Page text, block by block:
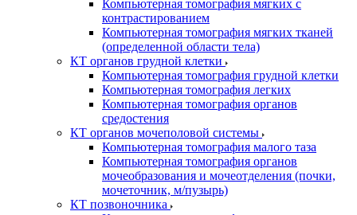
Компьютерная томография мягких с
контрастированием
Компьютерная томография мягких тканей
(определенной области тела)
КТ органов грудной клетки
Компьютерная томография грудной клетки
Компьютерная томография легких
Компьютерная томография органов
средостения
КТ органов мочеполовой системы
Компьютерная томография малого таза
Компьютерная томография органов
мочеобразования и мочеотделения (почки,
мочеточник, м/пузырь)
КТ позвоночника